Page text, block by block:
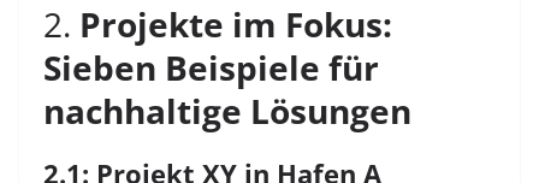
2. Projekte im Fokus:
Sieben Beispiele für
nachhaltige Lösungen
2.1: Projekt XY in Hafen A